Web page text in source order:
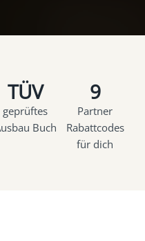
TÜV
geprüftes
Buch
9
Partner
Rabattcodes
für dich